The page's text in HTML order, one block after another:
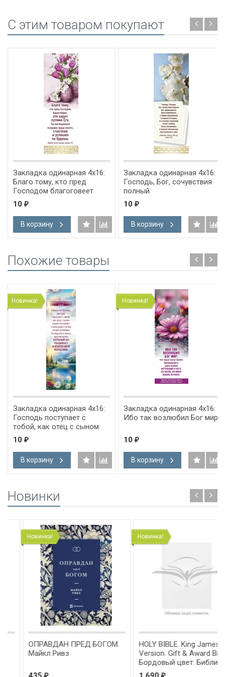
C этим товаром покупают
Закладка одинарная 4x16:
Благо тому, кто пред
Господом благоговеет
10 ₽
В корзину
Закладка одинарная 4x16:
Господь, Бог, сочувствия
полный
10 ₽
В корзину
Похожие товары
Новинка!
Закладка одинарная 4x16:
Господь поступает с
тобой, как отец с сыном
10 ₽
В корзину
Новинка!
Закладка одинарная 4x16:
Ибо так возлюбил Бог мир
10 ₽
В корзину
Новинки
Новинка!
ОПРАВДАН ПРЕД БОГОМ.
Майкл Ривз
₽
Новинка!
HOLY BIBLE. King James
Version. Gift & Award Bible.
Бордовый цвет. Библия
Короля Иакова на
₽